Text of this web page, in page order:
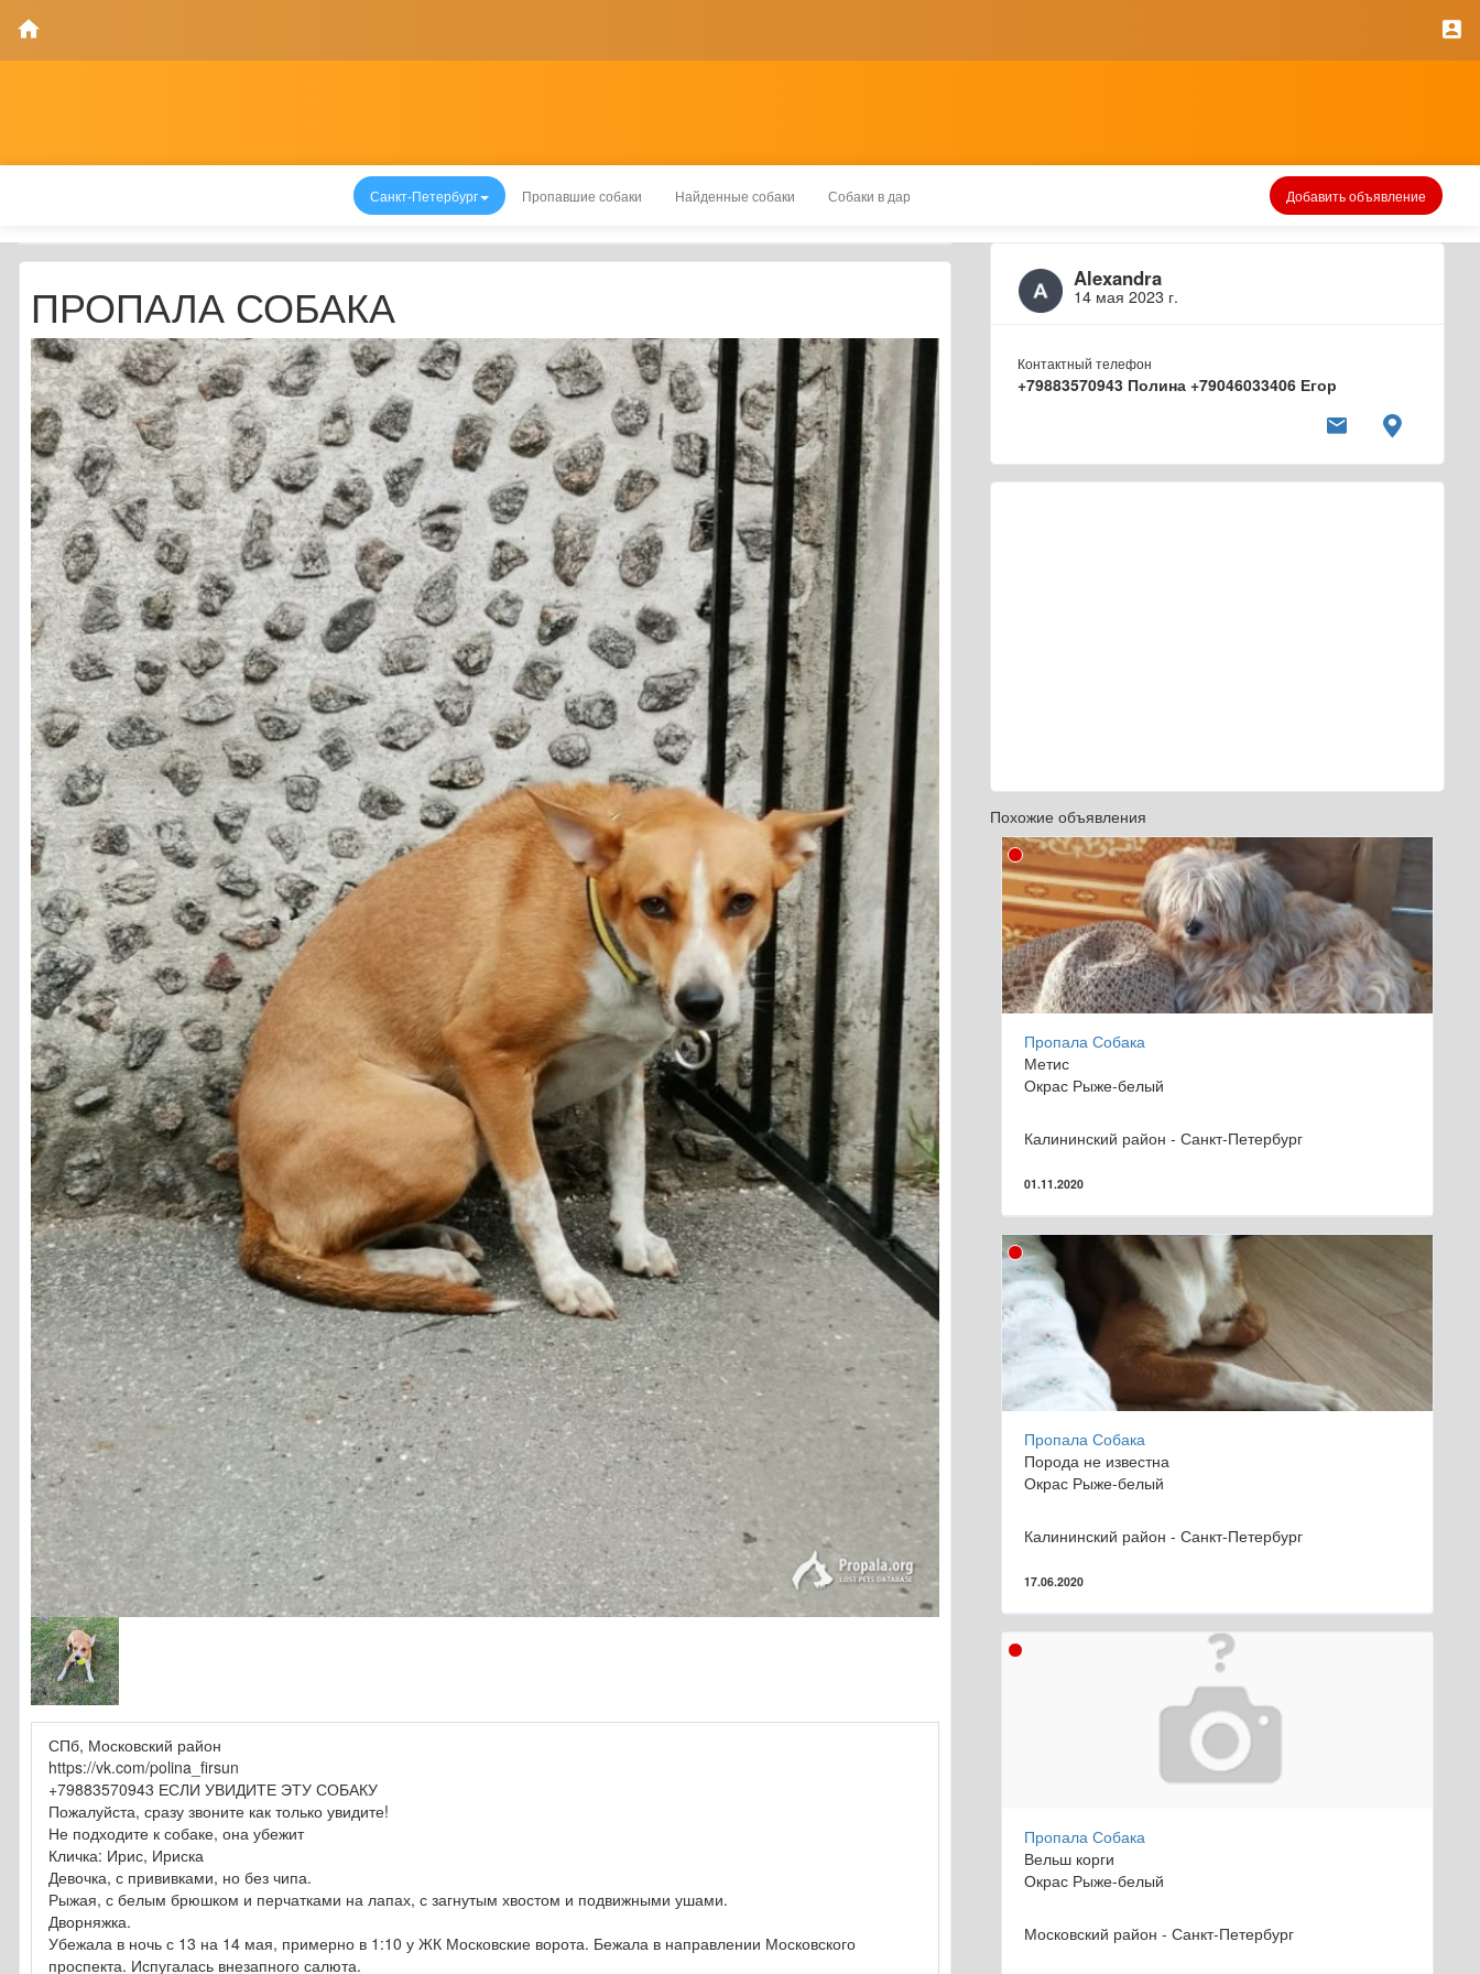
Санкт-Петербург Пропавшие собаки Найденные собаки Собаки в дар Добавить объявление
Alexandra
14 мая 2023 г.
Контактный телефон
+79883570943 Полина +79046033406 Егор
ПРОПАЛА СОБАКА
СПб, Московский район
https://vk.com/polina_firsun
+79883570943 ЕСЛИ УВИДИТЕ ЭТУ СОБАКУ
Пожалуйста, сразу звоните как только увидите!
Не подходите к собаке, она убежит
Кличка: Ирис, Ириска
Девочка, с прививками, но без чипа.
Рыжая, с белым брюшком и перчатками на лапах, с загнутым хвостом и подвижными ушами.
Дворняжка.
Убежала в ночь с 13 на 14 мая, примерно в 1:10 у ЖК Московские ворота. Бежала в направлении Московского
проспекта. Испугалась внезапного салюта.
Похожие объявления
Пропала Собака
Метис
Окрас Рыже-белый
Калининский район - Санкт-Петербург
01.11.2020
Пропала Собака
Порода не известна
Окрас Рыже-белый
Калининский район - Санкт-Петербург
17.06.2020
Пропала Собака
Вельш корги
Окрас Рыже-белый
Московский район - Санкт-Петербург